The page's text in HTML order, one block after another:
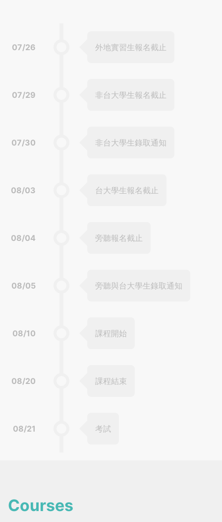
07/26 外地實習生報名截止
07/29 非台大學生報名截止
07/30 非台大學生錄取通知
08/03 台大學生報名截止
08/04 旁聽報名截止
08/05 旁聽與台大學生錄取通知
08/10 課程開始
08/20 課程結束
08/21 考試
Courses